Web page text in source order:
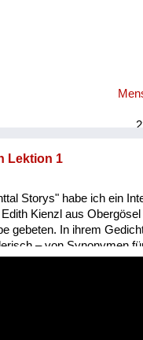
Lektion 1
Storys" habe ich ein
Kienzl aus
gebeten. In ihrem
– von Synonymen